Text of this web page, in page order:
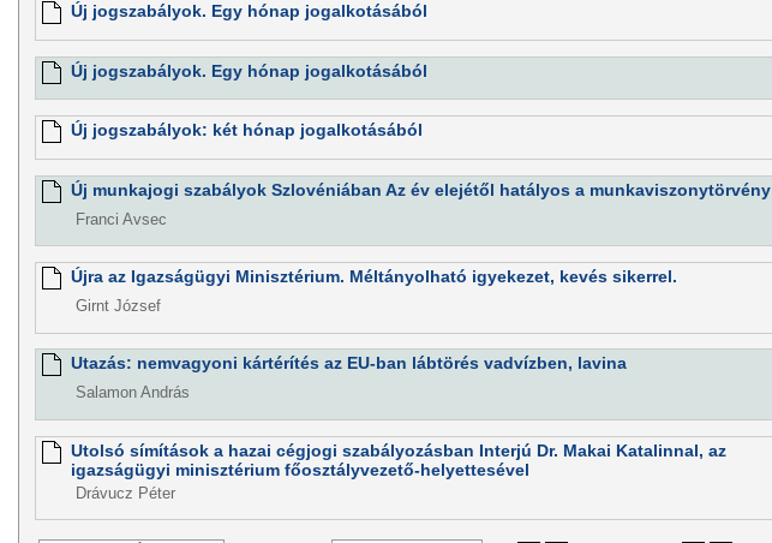
Új jogszabályok. Egy hónap jogalkotásából
Új jogszabályok. Egy hónap jogalkotásából
Új jogszabályok: két hónap jogalkotásából
Új munkajogi szabályok Szlovéniában Az év elejétől hatályos a munkaviszonytörvény
Franci Avsec
Újra az Igazságügyi Minisztérium. Méltányolható igyekezet, kevés sikerrel.
Girnt József
Utazás: nemvagyoni kártérítés az EU-ban lábtörés vadvízben, lavina
Salamon András
Utolsó símítások a hazai cégjogi szabályozásban Interjú Dr. Makai Katalinnal, az
igazságügyi minisztérium főosztályvezető-helyettesével
Drávucz Péter